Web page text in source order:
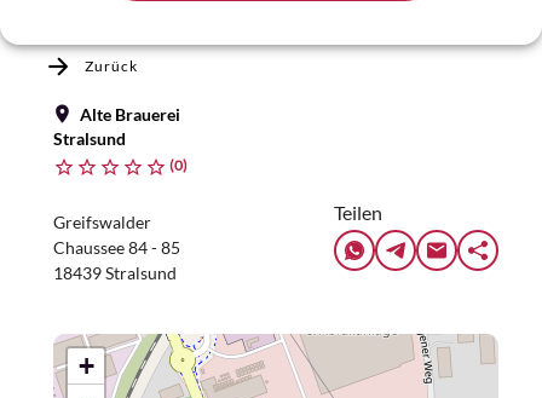
Zurück
Alte Brauerei
Stralsund
(0)
Greifswalder
Chaussee 84 - 85
18439 Stralsund
Teilen
+